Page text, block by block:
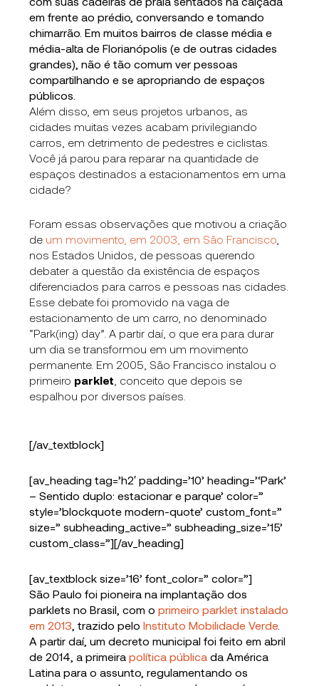
em frente ao prédio, conversando e tomando
chimarrão. Em muitos bairros de classe média e
média-alta de Florianópolis (e de outras cidades
grandes), não é tão comum ver pessoas
compartilhando e se apropriando de espaços
públicos.
Além disso, em seus projetos urbanos, as
cidades muitas vezes acabam privilegiando
carros, em detrimento de pedestres e ciclistas.
Você já parou para reparar na quantidade de
espaços destinados a estacionamentos em uma
cidade?
Foram essas observações que motivou a criação
de um movimento, em 2003, em São Francisco
nos Estados Unidos, de pessoas querendo
debater a questão da existência de espaços
diferenciados para carros e pessoas nas cidades.
Esse debate foi promovido na vaga de
estacionamento de um carro, no denominado
“Park(ing) day”. A partir daí, o que era para durar
um dia se transformou em um movimento
permanente. Em 2005, São Francisco instalou o
primeiro parklet , conceito que depois se
espalhou por diversos países.
[/av_textblock]
[av_heading tag=’h2′ padding=’10’ heading=’‘Park’
– Sentido duplo: estacionar e parque’ color=”
style=’blockquote modern-quote’ custom_font=”
size=” subheading_active=” subheading_size=’15’
custom_class=”][/av_heading]
[av_textblock size=’16’ font_color=” color=”]
São Paulo foi pioneira na implantação dos
parklets no Brasil, com oprimeiro parklet instalado
em 2013 , trazido peloInstituto Mobilidade Verde.
A partir daí, um decreto municipal foi feito em abril
de 2014, a primeirapolítica pública da América
Latina para o assunto, regulamentando os